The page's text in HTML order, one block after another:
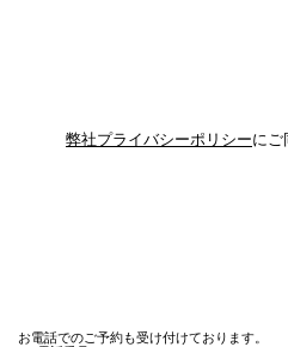
弊社プライバシーポリシーにご
お電話でのご予約も受け付けております。